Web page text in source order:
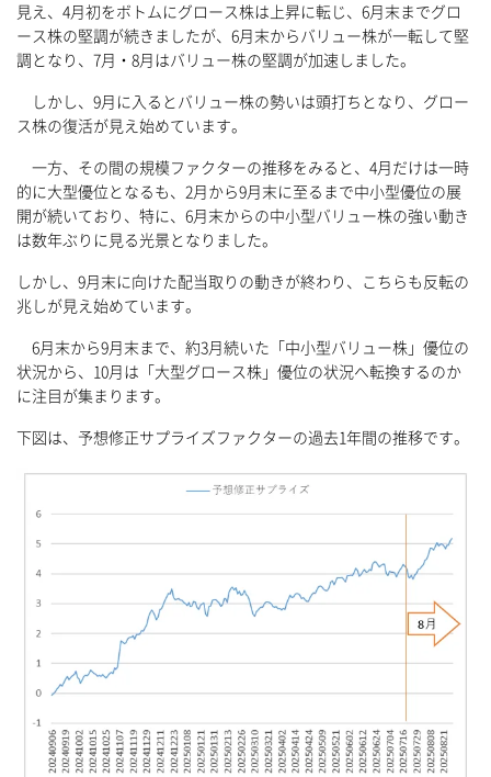
見え、4月初をボトムにグロース株は上昇に転じ、6月末までグロ
ース株の堅調が続きましたが、6月末からバリュー株が一転して堅
調となり、7月・8月はバリュー株の堅調が加速しました。
しかし、9月に入るとバリュー株の勢いは頭打ちとなり、グロー
ス株の復活が見え始めています。
一方、その間の規模ファクターの推移をみると、4月だけは一時
的に大型優位となるも、2月から9月末に至るまで中小型優位の展
開が続いており、特に、6月末からの中小型バリュー株の強い動き
は数年ぶりに見る光景となりました。
しかし、9月末に向けた配当取りの動きが終わり、こちらも反転の
兆しが見え始めています。
6月末から9月末まで、約3月続いた「中小型バリュー株」優位の
状況から、10月は「大型グロース株」優位の状況へ転換するのか
に注目が集まります。
下図は、予想修正サプライズファクターの過去1年間の推移です。